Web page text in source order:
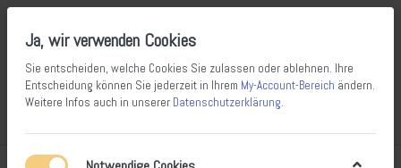
Ja, wir verwenden Cookies
Sie entscheiden, welche Cookies Sie zulassen oder ablehnen. Ihre
Entscheidung können Sie jederzeit in Ihrem My-Account-Bereich ändern.
Weitere Infos auch in unserer Datenschutzerklärung.